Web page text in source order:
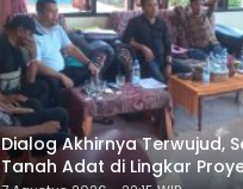
Dialog Akhirnya Terwujud,
Tanah Adat di Lingkar